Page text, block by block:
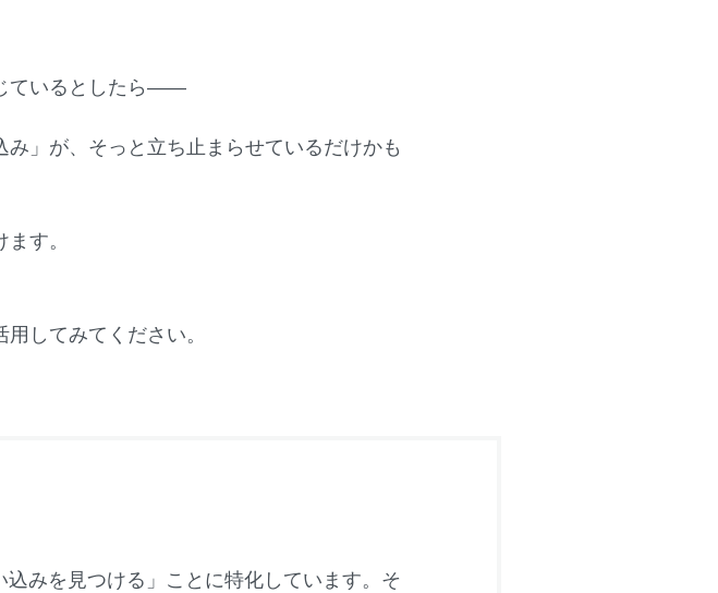
ているとしたら――
」が、そっと立ち止まらせているだけかも
す。
してみてください。
みを見つける」ことに特化しています。そ